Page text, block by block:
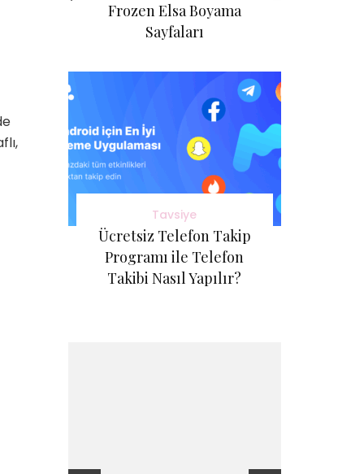
Frozen Elsa Boyama
Sayfaları
Tavsiye
Ücretsiz Telefon Takip
Programı ile Telefon
Takibi Nasıl Yapılır?